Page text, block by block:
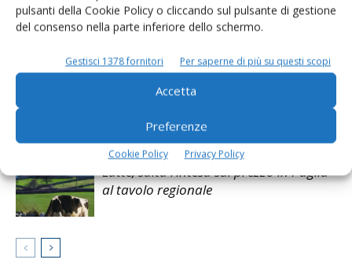
pulsanti della Cookie Policy o cliccando sul pulsante di gestione
del consenso nella parte inferiore dello schermo.
Gestisci 1378 fornitori Per saperne di più su questi scopi
Accetta
Preferenze
Cookie Policy Privacy Policy
Mocellin, Confcooperative
Agroalimentare: «Con il caldo estremo
ridotta la produzione di latte»
Bresciangrana ferma il ritiro del latte e
Latte, salta l’intesa sul prezzo in Puglia
al tavolo regionale